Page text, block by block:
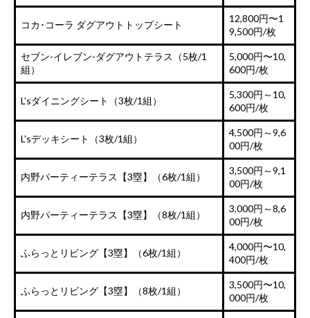
コカ･コーラ ダグアウトトップシート
12,800円〜1
9,500円/枚
セブン-イレブン-ダグアウトテラス（5枚/1
組）
5,000円〜10,
600円/枚
L’sダイニングシート（3枚/1組）
5,300円～10,
600円/枚
L’sデッキシート（3枚/1組）
4,500円～9,6
00円/枚
内野パーティーテラス【3塁】（6枚/1組）
3,500円～9,1
00円/枚
内野パーティーテラス【3塁】（8枚/1組）
3,000円～8,6
00円/枚
ふらっとリビング【3塁】（6枚/1組）
4,000円〜10,
400円/枚
ふらっとリビング【3塁】（8枚/1組）
3,500円〜10,
000円/枚